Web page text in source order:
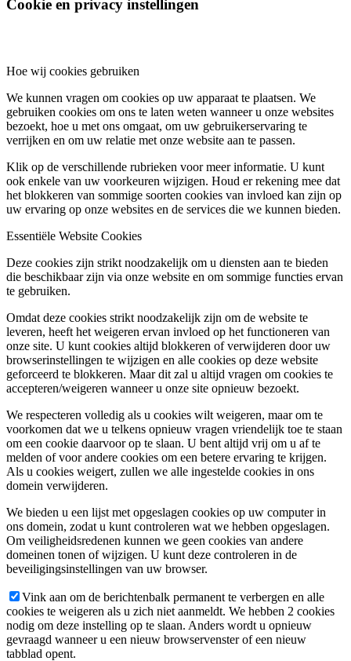
Cookie en privacy instellingen
Hoe wij cookies gebruiken
We kunnen vragen om cookies op uw apparaat te plaatsen. We
gebruiken cookies om ons te laten weten wanneer u onze websites
bezoekt, hoe u met ons omgaat, om uw gebruikerservaring te
verrijken en om uw relatie met onze website aan te passen.
Klik op de verschillende rubrieken voor meer informatie. U kunt
ook enkele van uw voorkeuren wijzigen. Houd er rekening mee dat
het blokkeren van sommige soorten cookies van invloed kan zijn op
uw ervaring op onze websites en de services die we kunnen bieden.
Essentiële Website Cookies
Deze cookies zijn strikt noodzakelijk om u diensten aan te bieden
die beschikbaar zijn via onze website en om sommige functies ervan
te gebruiken.
Omdat deze cookies strikt noodzakelijk zijn om de website te
leveren, heeft het weigeren ervan invloed op het functioneren van
onze site. U kunt cookies altijd blokkeren of verwijderen door uw
browserinstellingen te wijzigen en alle cookies op deze website
geforceerd te blokkeren. Maar dit zal u altijd vragen om cookies te
accepteren/weigeren wanneer u onze site opnieuw bezoekt.
We respecteren volledig als u cookies wilt weigeren, maar om te
voorkomen dat we u telkens opnieuw vragen vriendelijk toe te staan
om een cookie daarvoor op te slaan. U bent altijd vrij om u af te
melden of voor andere cookies om een betere ervaring te krijgen.
Als u cookies weigert, zullen we alle ingestelde cookies in ons
domein verwijderen.
We bieden u een lijst met opgeslagen cookies op uw computer in
ons domein, zodat u kunt controleren wat we hebben opgeslagen.
Om veiligheidsredenen kunnen we geen cookies van andere
domeinen tonen of wijzigen. U kunt deze controleren in de
beveiligingsinstellingen van uw browser.
Vink aan om de berichtenbalk permanent te verbergen en alle
cookies te weigeren als u zich niet aanmeldt. We hebben 2 cookies
nodig om deze instelling op te slaan. Anders wordt u opnieuw
gevraagd wanneer u een nieuw browservenster of een nieuw
tabblad opent.